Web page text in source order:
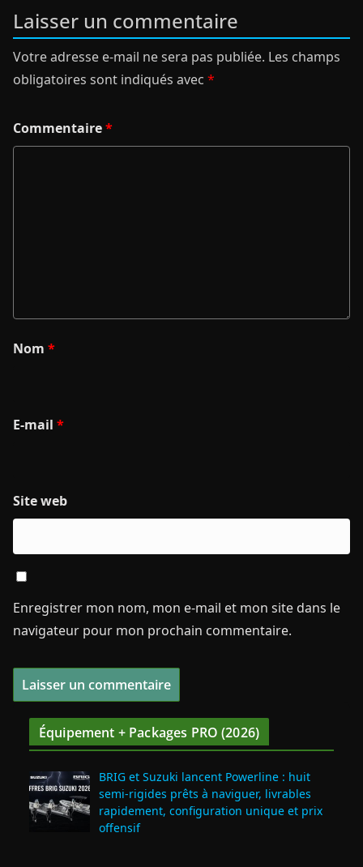
Laisser un commentaire
Votre adresse e-mail ne sera pas publiée. Les champs
obligatoires sont indiqués avec *
Commentaire*
Nom *
E-mail *
Site web
Enregistrer mon nom, mon e-mail et mon site dans le
navigateur pour mon prochain commentaire.
Équipement + Packages PRO (2026)
BRIG et Suzuki lancent Powerline : huit
semi‑rigides prêts à naviguer, livrables
rapidement, configuration unique et prix
offensif